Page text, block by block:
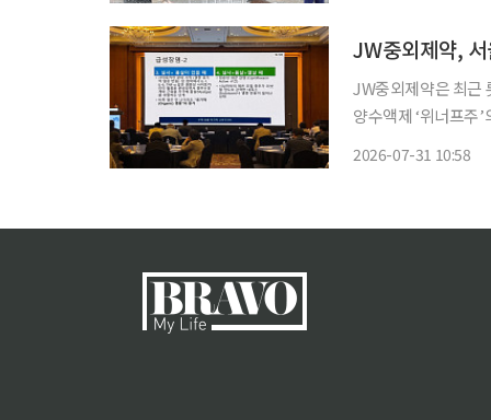
JW중외제약은 최근
양수액제 ‘위너프주’
2026-07-31 10:58